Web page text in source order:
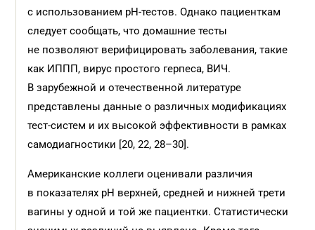
с использованием pH-тестов. Однако пациенткам
следует сообщать, что домашние тесты
не позволяют верифицировать заболевания, такие
как ИППП, вирус простого герпеса, ВИЧ.
В зарубежной и отечественной литературе
представлены данные о различных модификациях
тест-систем и их высокой эффективности в рамках
самодиагностики [20, 22, 28–30].
Американские коллеги оценивали различия
в показателях pH верхней, средней и нижней трети
вагины у одной и той же пациентки. Статистически